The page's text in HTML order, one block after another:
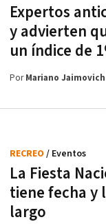
Expertos
y advierten
un índice de
PorMariano Jaimovich
La Fiesta
tiene fecha y
largo
RECREO / Eventos